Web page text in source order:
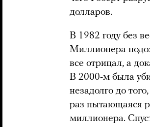
долларов.
В 1982 году без
Миллионера
все отрицал, а
В 2000-м была
незадолго до
раз пытающаяся
миллионера.